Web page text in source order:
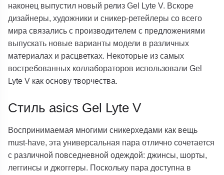
наконец выпустил новый релиз Gel Lyte V. Вскоре
дизайнеры, художники и сникер-ретейлеры со всего
мира связались с производителем с предложениями
выпускать новые варианты модели в различных
материалах и расцветках. Некоторые из самых
востребованных коллабораторов использовали Gel
Lyte V как основу творчества.
Стиль asics Gel Lyte V
Воспринимаемая многими сникерхедами как вещь
must-have, эта универсальная пара отлично сочетается
с различной повседневной одеждой: джинсы, шорты,
леггинсы и джоггеры. Поскольку пара доступна в